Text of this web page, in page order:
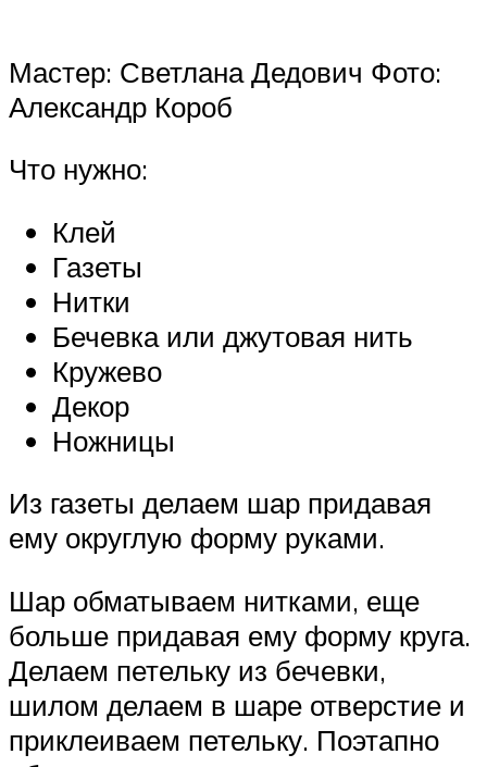
Мастер: Светлана Дедович Фото:
Александр Короб
Что нужно:
Клей
Газеты
Нитки
Бечевка или джутовая нить
Кружево
Декор
Ножницы
Из газеты делаем шар придавая
ему округлую форму руками.
Шар обматываем нитками, еще
больше придавая ему форму круга.
Делаем петельку из бечевки,
шилом делаем в шаре отверстие и
приклеиваем петельку. Поэтапно